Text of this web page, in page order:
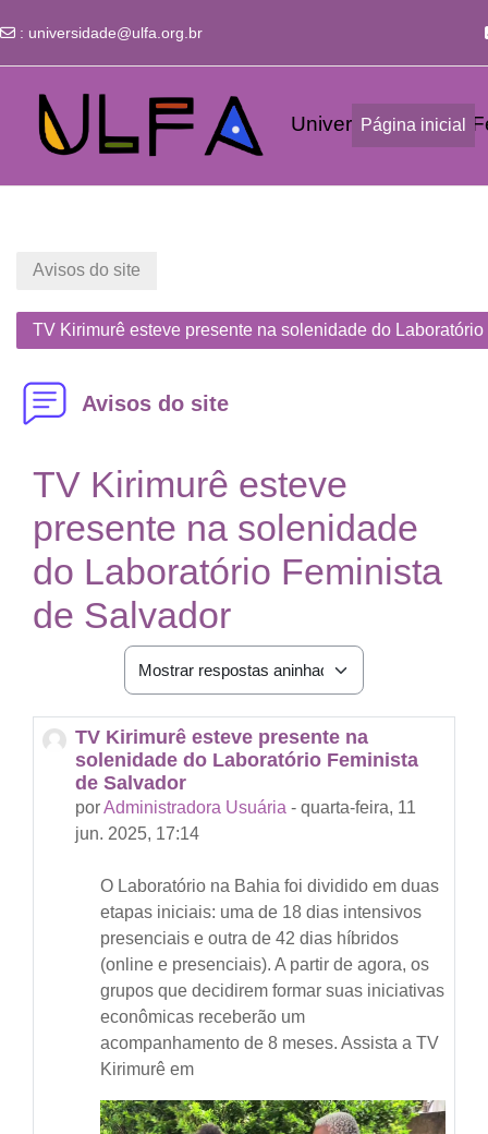
: universidade@ulfa.org.br
Universidade Livre
Página inicial
Avisos do site
TV Kirimurê esteve presente na solenidade do
Avisos do site
TV Kirimurê esteve
presente na solenidade
do Laboratório Feminista
de Salvador
Modo de visualização
TV Kirimurê esteve presente na
solenidade do Laboratório Feminista
de Salvador
porAdministradora Usuária - quarta-feira, 11
jun. 2025, 17:14
Número de respostas: 0
O Laboratório na Bahia foi dividido em duas
etapas iniciais: uma de 18 dias intensivos
presenciais e outra de 42 dias híbridos
(online e presenciais). A partir de agora, os
grupos que decidirem formar suas iniciativas
econômicas receberão um
acompanhamento de 8 meses. Assista a TV
Kirimurê em